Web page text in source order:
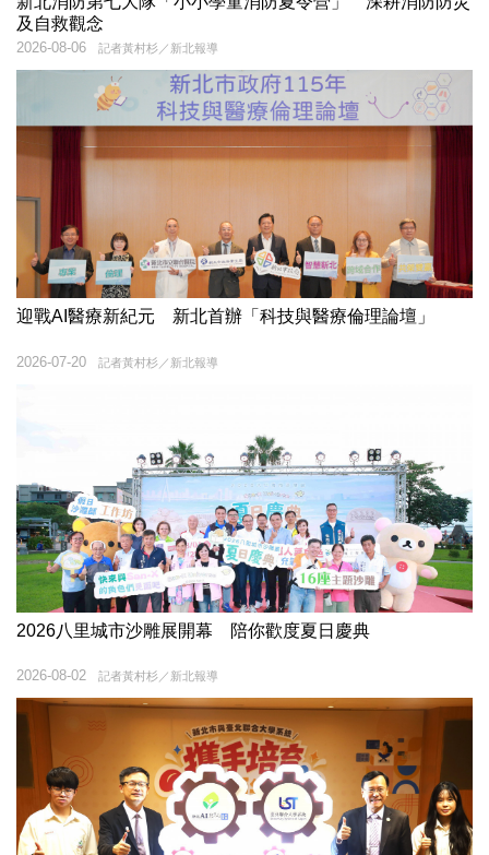
及自救觀念
記者黃村杉／新北報導
2026-08-06
迎戰AI醫療新紀元 新北首辦「科技與醫療倫理論壇」
記者黃村杉／新北報導
2026-07-20
2026八里城市沙雕展開幕 陪你歡度夏日慶典
記者黃村杉／新北報導
2026-08-02